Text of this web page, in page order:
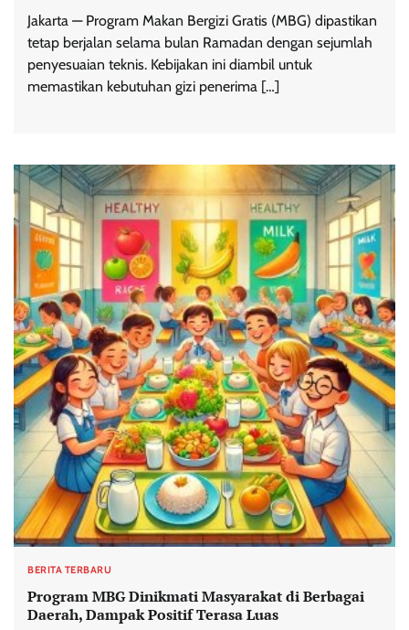
Jakarta — Program Makan Bergizi Gratis (MBG) dipastikan
tetap berjalan selama bulan Ramadan dengan sejumlah
penyesuaian teknis. Kebijakan ini diambil untuk
memastikan kebutuhan gizi penerima […]
BERITA TERBARU
Program MBG Dinikmati Masyarakat di Berbagai
Daerah, Dampak Positif Terasa Luas